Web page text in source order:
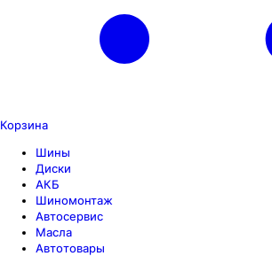
Корзина
Шины
Диски
АКБ
Шиномонтаж
Автосервис
Масла
Автотовары